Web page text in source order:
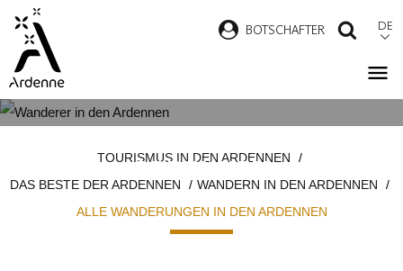
Direkt
zum
Inhalt
BOTSCHAFTER DE
ARDENNEN
TOURISMUS IN DEN ARDENNEN
DAS BESTE DER ARDENNEN
WANDERN IN DEN ARDENNEN
ALLE WANDERUNGEN IN DEN ARDENNEN